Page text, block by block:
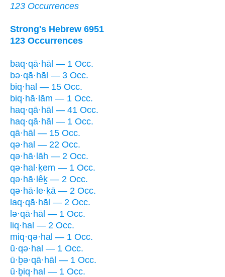
123 Occurrences
Strong's Hebrew 6951
123 Occurrences
baq·qā·hāl — 1 Occ.
bə·qā·hāl — 3 Occ.
biq·hal — 15 Occ.
biq·hā·lām — 1 Occ.
haq·qā·hāl — 41 Occ.
haq·qā·hāl — 1 Occ.
qā·hāl — 15 Occ.
qə·hal — 22 Occ.
qə·hā·lāh — 2 Occ.
qə·hal·ḵem — 1 Occ.
qə·hā·lêḵ — 2 Occ.
qə·hā·le·ḵā — 2 Occ.
laq·qā·hāl — 2 Occ.
lə·qā·hāl — 1 Occ.
liq·hal — 2 Occ.
miq·qə·hal — 1 Occ.
ū·qə·hal — 1 Occ.
ū·ḇə·qā·hāl — 1 Occ.
ū·ḇiq·hal — 1 Occ.